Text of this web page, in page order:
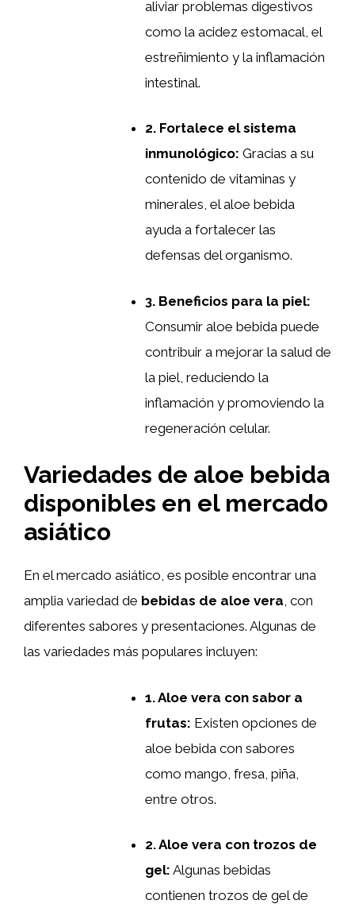
aliviar problemas digestivos
como la acidez estomacal, el
estreñimiento y la inflamación
intestinal.
2. Fortalece el sistema
inmunológico: Gracias a su
contenido de vitaminas y
minerales, el aloe bebida
ayuda a fortalecer las
defensas del organismo.
3. Beneficios para la piel:
Consumir aloe bebida puede
contribuir a mejorar la salud de
la piel, reduciendo la
inflamación y promoviendo la
regeneración celular.
Variedades de aloe bebida
disponibles en el mercado
asiático
En el mercado asiático, es posible encontrar una
amplia variedad de bebidas de aloe vera, con
diferentes sabores y presentaciones. Algunas de
las variedades más populares incluyen:
1. Aloe vera con sabor a
frutas: Existen opciones de
aloe bebida con sabores
como mango, fresa, piña,
entre otros.
2. Aloe vera con trozos de
gel: Algunas bebidas
contienen trozos de gel de